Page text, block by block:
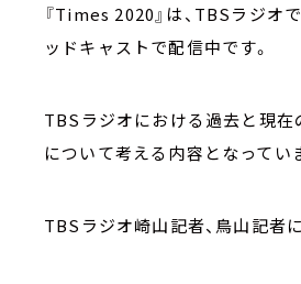
『Times 2020』は、TBSラジオ
ッドキャストで配信中です。
TBSラジオにおける過去と現在
について考える内容となってい
TBSラジオ崎山記者、鳥山記者